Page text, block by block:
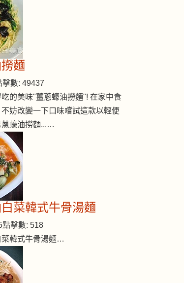
麵
擊數: 49437
的美味"薑蔥蠔油撈麵"! 在家中食
妨改變一下口味嚐試這款以輕便
蔥蠔油撈麵...…
菜韓式牛骨湯麵
點擊數: 518
菜韓式牛骨湯麵…